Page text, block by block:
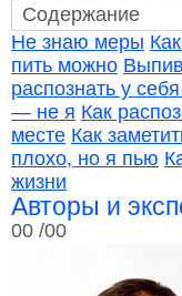
Не знаю меры
пить можно
распознать у
— не я Как
месте Как
плохо, но я пью
жизни
Авторы и
00 /00